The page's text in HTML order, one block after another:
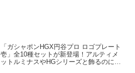
「ガシャポンHGX円谷プロ ロゴプレート
壱」全10種セットが新登場！アルティメ
ットルミナスやHGシリーズと飾るのにち